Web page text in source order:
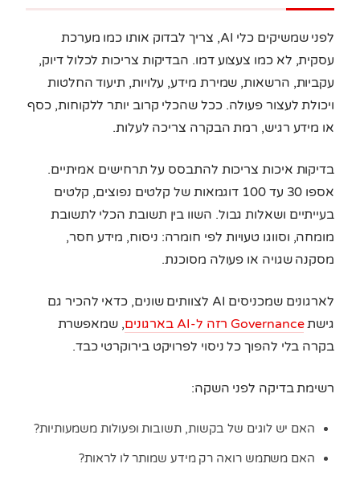
לפני שמשיקים כלי AI, צריך לבדוק אותו כמו מערכת
עסקית, לא כמו צעצוע דמו. הבדיקות צריכות לכלול דיוק,
עקביות, הרשאות, שמירת מידע, עלויות, תיעוד החלטות
ויכולת לעצור פעולה. ככל שהכלי קרוב יותר ללקוחות, כסף
או מידע רגיש, רמת הבקרה צריכה לעלות.
בדיקות איכות צריכות להתבסס על תרחישים אמיתיים.
אספו 30 עד 100 דוגמאות של קלטים נפוצים, קלטים
בעייתיים ושאלות גבול. השוו בין תשובת הכלי לתשובת
מומחה, וסווגו טעויות לפי חומרה: ניסוח, מידע חסר,
מסקנה שגויה או פעולה מסוכנת.
לארגונים שמכניסים AI לצוותים שונים, כדאי להכיר גם
גישתGovernance רזה ל-AI בארגונים
, שמאפשרת
בקרה בלי להפוך כל ניסוי לפרויקט בירוקרטי כבד.
רשימת בדיקה לפני השקה:
האם יש לוגים של בקשות, תשובות ופעולות משמעותיות?
האם משתמש רואה רק מידע שמותר לו לראות?